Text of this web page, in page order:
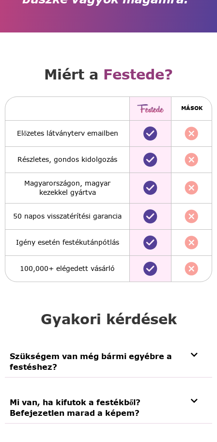
Gyakori kérdések
Szükségem van még bármi egyébre a
festéshez?
Mi van, ha kifutok a festékből?
Befejezetlen marad a képem?
Miért a Festede?
MÁSOK
Előzetes látványterv emailben
Részletes, gondos kidolgozás
Magyarországon, magyar
kezekkel gyártva
50 napos visszatérítési garancia
Igény esetén festékutánpótlás
100,000+ elégedett vásárló